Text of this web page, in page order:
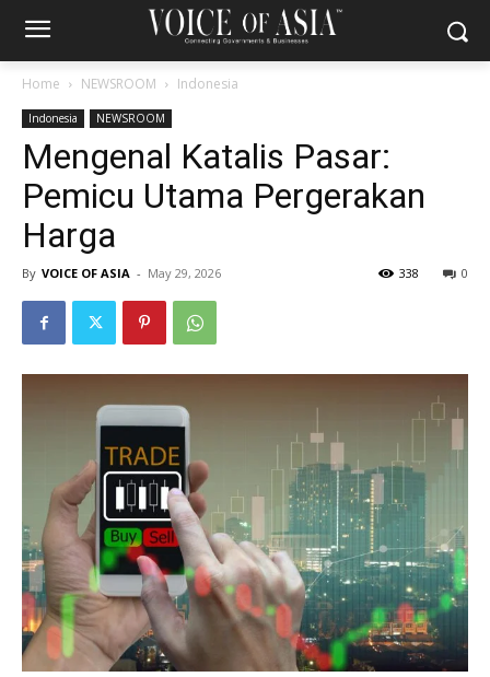
Home NEWSROOM Indonesia
Indonesia NEWSROOM
Mengenal Katalis Pasar:
Pemicu Utama Pergerakan
Harga
By VOICE OF ASIA - May 29, 2026 0
338